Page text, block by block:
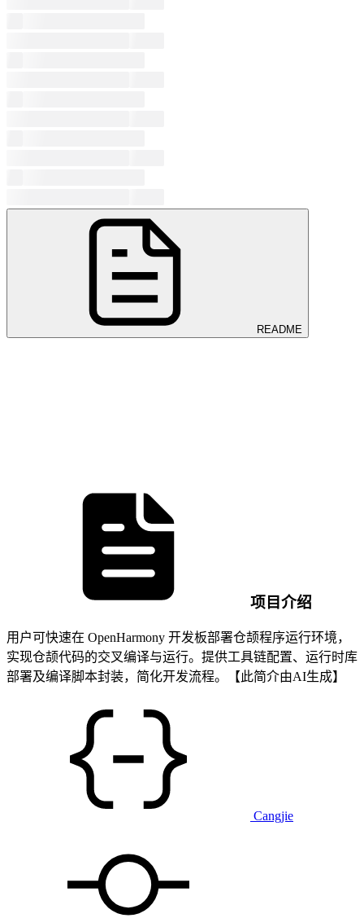
README
项目介绍
用户可快速在 OpenHarmony 开发板部署仓颉程序运行环境，
实现仓颉代码的交叉编译与运行。提供工具链配置、运行时库
部署及编译脚本封装，简化开发流程。【此简介由AI生成】
Cangjie